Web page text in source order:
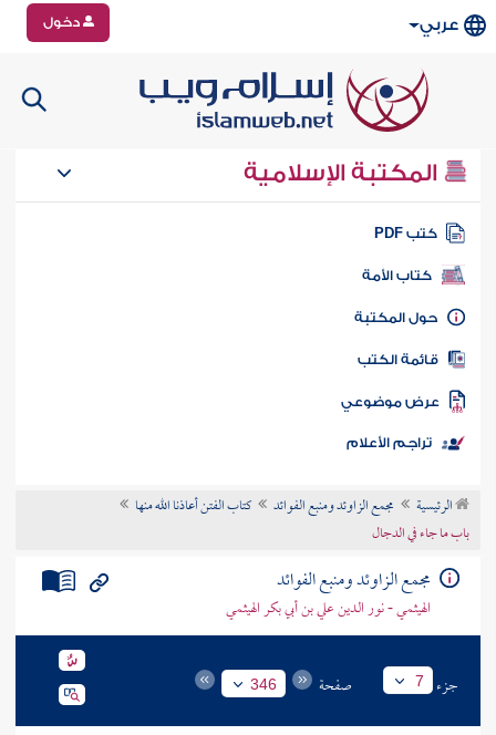
عربي دخول
المكتبة الإسلامية
كتب PDF
كتاب الأمة
المكتبة
الكتب
موضوعي
تراجم الأعلام
الرئيسية مجمع الزاوئد ومنبع الفوائد
كتاب الفتن أعاذنا الله منها
باب ما جاء في الدجال
مجمع الزاوئد ومنبع الفوائد
الهيثمي - نور الدين علي بن أبي بكر الهيثمي
جزء 7 صفحة 346